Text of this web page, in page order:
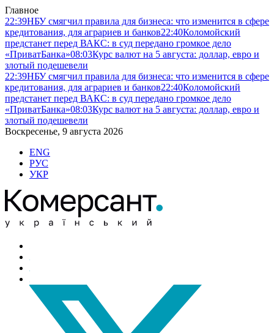
Главное
22:39НБУ смягчил правила для бизнеса: что изменится в сфере
кредитования, для аграриев и банков22:40Коломойский
предстанет перед ВАКС: в суд передано громкое дело
«ПриватБанка»08:03Курс валют на 5 августа: доллар, евро и
злотый подешевели
22:39НБУ смягчил правила для бизнеса: что изменится в сфере
кредитования, для аграриев и банков22:40Коломойский
предстанет перед ВАКС: в суд передано громкое дело
«ПриватБанка»08:03Курс валют на 5 августа: доллар, евро и
злотый подешевели
Воскресенье, 9 августа 2026
ENG
РУС
УКР